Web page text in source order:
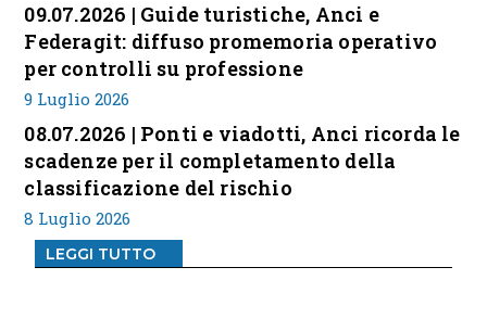
09.07.2026 | Guide turistiche, Anci e
Federagit: diffuso promemoria operativo
per controlli su professione
9 Luglio 2026
08.07.2026 | Ponti e viadotti, Anci ricorda le
scadenze per il completamento della
classificazione del rischio
8 Luglio 2026
LEGGI TUTTO